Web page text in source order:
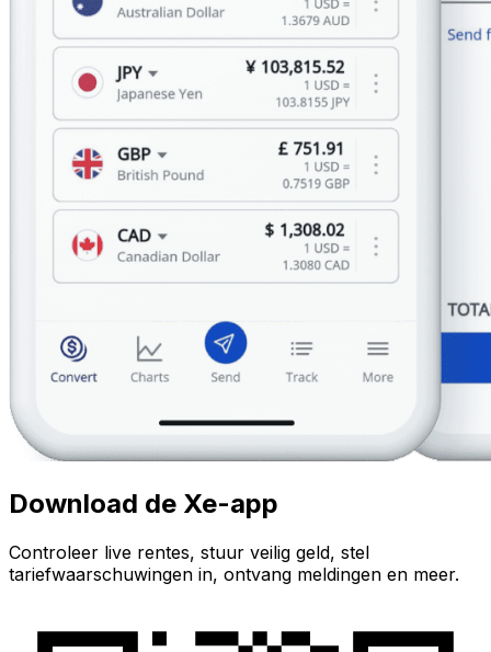
Download de Xe-app
Controleer live rentes, stuur veilig geld, stel
tariefwaarschuwingen in, ontvang meldingen en meer.